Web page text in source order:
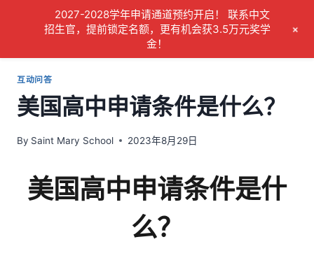
互动问答
美国高中申请条件是什么？
By Saint Mary School 2023年8月29日
美国高中申请条件是什
么？
2027-2028学年申请通道预约开启！ 联系中文
招生官，提前锁定名额，更有机会获3.5万元奖学
金！
+